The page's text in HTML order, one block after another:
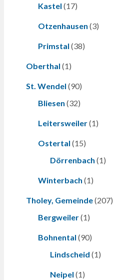
Kastel (17)
Otzenhausen (3)
Primstal (38)
Oberthal (1)
St. Wendel (90)
Bliesen (32)
Leitersweiler(1)
Ostertal (15)
Dörrenbach (1)
Winterbach (1)
Tholey, Gemeinde(207)
Bergweiler(1)
Bohnental (90)
Lindscheid (1)
Neipel (1)